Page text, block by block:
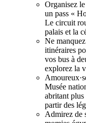
Organisez
un pass «
Le circuit
palais et la
Ne
itinéraires
vos bus à
explorez la
Musée
abritant
partir des
Admirez de